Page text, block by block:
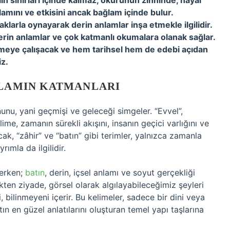
ve etkisini ancak bağlam içinde bulur.
oynayarak derin anlamlar inşa etmekle ilgilidir.
anlamlar ve çok katmanlı okumalara olanak sağlar.
çalışacak ve hem tarihsel hem de edebi açıdan
KATMANLARI
yani geçmişi ve geleceği simgeler. “Evvel”,
zamanın sürekli akışını, insanın geçici varlığını ve
“zâhir” ve “batın” gibi terimler, yalnızca zamanla
da ilgilidir.
batın, derin, içsel anlamı ve soyut gerçekliği
ziyade, görsel olarak algılayabileceğimiz şeyleri
bilinmeyeni içerir. Bu kelimeler, sadece bir dini veya
en güzel anlatılarını oluşturan temel yapı taşlarına